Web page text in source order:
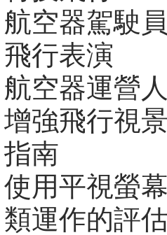
航空器駕駛
飛行表演
航空器運營
增強飛行視
指南
使用平視螢
類運作的評